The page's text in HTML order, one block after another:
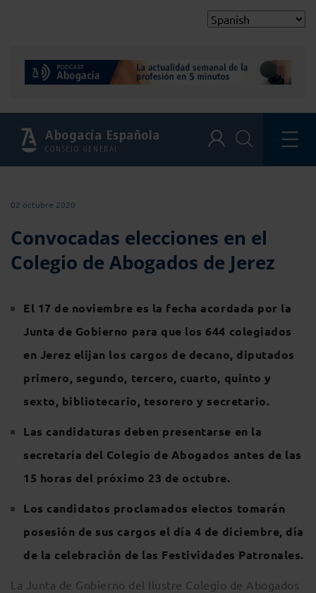
Abogacía Española
CONSEJO GENERAL
02 octubre 2020
Convocadas elecciones en el
Colegio de Abogados de Jerez
El 17 de noviembre es la fecha acordada por la
Junta de Gobierno para que los 644 colegiados
en Jerez elijan los cargos de decano, diputados
primero, segundo, tercero, cuarto, quinto y
sexto, bibliotecario, tesorero y secretario.
Las candidaturas deben presentarse en la
secretaría del Colegio de Abogados antes de las
15 horas del próximo 23 de octubre.
Los candidatos proclamados electos tomarán
posesión de sus cargos el día 4 de diciembre, día
de la celebración de las Festividades Patronales.
La Junta de Gobierno del Ilustre Colegio de Abogados